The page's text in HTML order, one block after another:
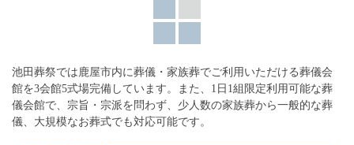
池田葬祭では鹿屋市内に葬儀・家族葬でご利用いただける葬儀会
館を3会館5式場完備しています。
また、1日1組限定利用可能な葬
儀会館で、宗旨・宗派を問わず、 少人数の家族葬から一般的な葬
儀、大規模なお葬式でも対応可能です。